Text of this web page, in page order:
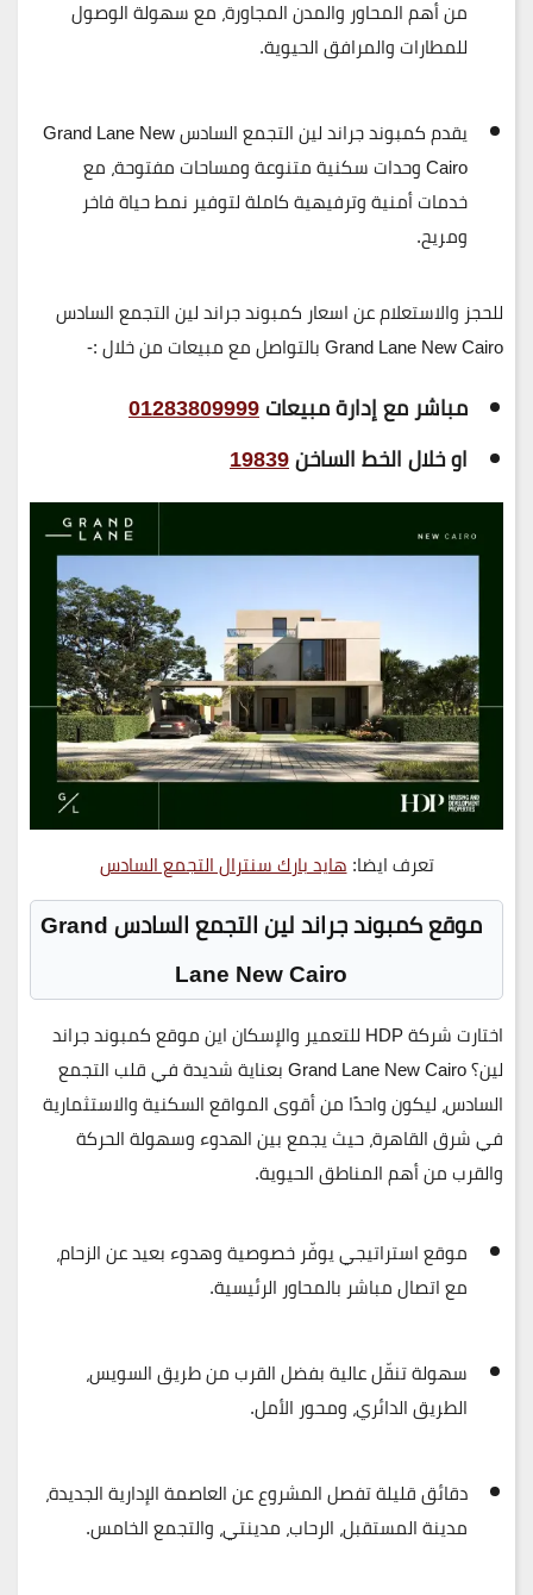
من أهم المحاور والمدن المجاورة، مع سهولة الوصول
للمطارات والمرافق الحيوية.
يقدم
كمبوند جراند لين التجمع السادس Grand Lane New
Cairoوحدات سكنية متنوعة ومساحات مفتوحة، مع
خدمات أمنية وترفيهية كاملة لتوفير نمط حياة فاخر
ومريح.
للحجز والاستعلام عن اسعار كمبوند جراند لين التجمع السادس
Grand Lane New Cairo بالتواصل مع مبيعات من خلال :-
مباشر مع إدارة مبيعات01283809999
او خلال الخط الساخن19839
تعرف ايضا:هايد بارك سنترال التجمع السادس
موقع كمبوند جراند لين التجمع السادس Grand
Lane New Cairo
اختارت شركةHDP للتعمير والإسكان اين موقعكمبوند جراند
لين؟Grand Lane New Cairoبعناية شديدة في قلبالتجمع
السادس، ليكون واحدًا من أقوى المواقع السكنية والاستثمارية
في شرق القاهرة، حيث يجمع بين الهدوء وسهولة الحركة
والقرب من أهم المناطق الحيوية.
موقع استراتيجي يوفّر خصوصية وهدوء بعيد عن الزحام،
مع اتصال مباشر بالمحاور الرئيسية.
سهولة تنقّل عالية بفضل القرب منطريق السويس،
الطريق الدائري، ومحور الأمل.
دقائق قليلة تفصل المشروع عنالعاصمة الإدارية الجديدة،
مدينة المستقبل، الرحاب، مدينتي، والتجمع الخامس.